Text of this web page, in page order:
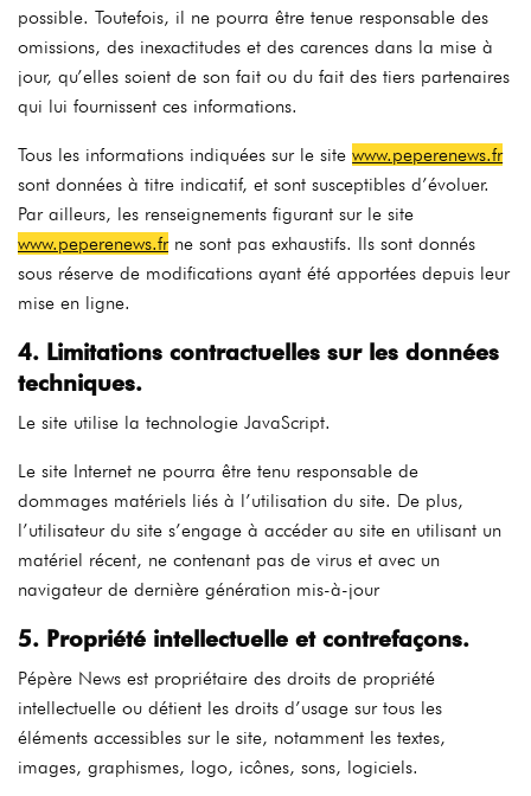
possible. Toutefois, il ne pourra être tenue responsable des
omissions, des inexactitudes et des carences dans la mise à
jour, qu’elles soient de son fait ou du fait des tiers partenaires
qui lui fournissent ces informations.
Tous les informations indiquées sur le sitewww.peperenews.fr
sont données à titre indicatif, et sont susceptibles d’évoluer.
Par ailleurs, les renseignements figurant sur le site
www.peperenews.frne sont pas exhaustifs. Ils sont donnés
sous réserve de modifications ayant été apportées depuis leur
mise en ligne.
4. Limitations contractuelles sur les données
techniques.
Le site utilise la technologie JavaScript.
Le site Internet ne pourra être tenu responsable de
dommages matériels liés à l’utilisation du site. De plus,
l’utilisateur du site s’engage à accéder au site en utilisant un
matériel récent, ne contenant pas de virus et avec un
navigateur de dernière génération mis-à-jour
5. Propriété intellectuelle et contrefaçons.
Pépère News est propriétaire des droits de propriété
intellectuelle ou détient les droits d’usage sur tous les
éléments accessibles sur le site, notamment les textes,
images, graphismes, logo, icônes, sons, logiciels.